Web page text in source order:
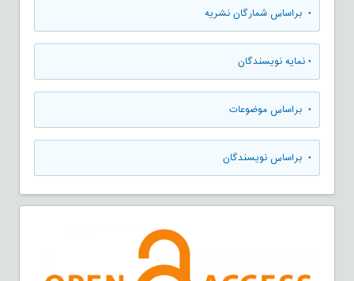
• براساس شمارگان نشریه
•نمایه نویسندگان
• براساس موضوعات
• براساس نویسندگان